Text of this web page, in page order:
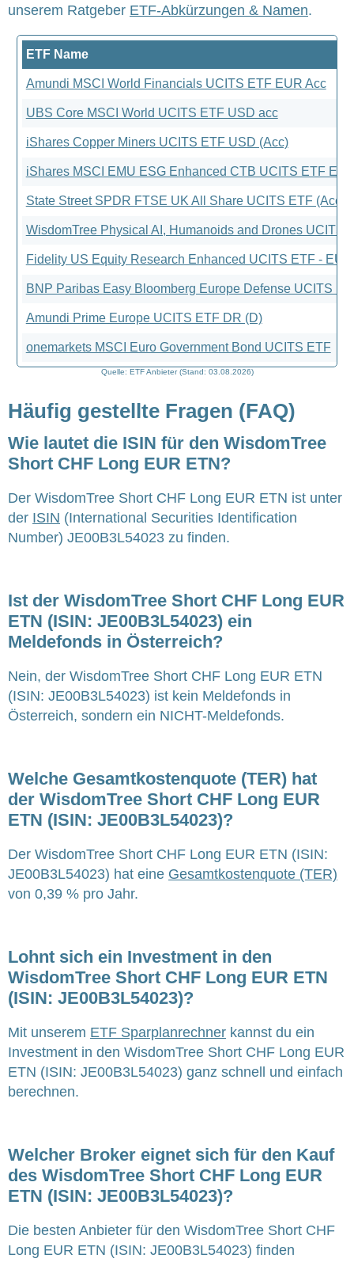
unserem Ratgeber ETF-Abkürzungen & Namen.
ETF Name
Amundi MSCI World Financials UCITS ETF EUR Acc
UBS Core MSCI World UCITS ETF USD acc
iShares Copper Miners UCITS ETF USD (Acc)
iShares MSCI EMU ESG Enhanced CTB UCITS ETF
State Street SPDR FTSE UK All Share UCITS ETF (Acc)
WisdomTree Physical AI, Humanoids and Drones UCITS
Fidelity US Equity Research Enhanced UCITS ETF -
BNP Paribas Easy Bloomberg Europe Defense UCITS
Amundi Prime Europe UCITS ETF DR (D)
onemarkets MSCI Euro Government Bond UCITS ETF
Quelle: ETF Anbieter (Stand: 03.08.2026)
Häufig gestellte Fragen (FAQ)
Wie lautet die ISIN für den WisdomTree
Short CHF Long EUR ETN?
Der WisdomTree Short CHF Long EUR ETN ist unter
der ISIN (International Securities Identification
Number) JE00B3L54023 zu finden.
Ist der WisdomTree Short CHF Long EUR
ETN (ISIN: JE00B3L54023) ein
Meldefonds in Österreich?
Nein, der WisdomTree Short CHF Long EUR ETN
(ISIN: JE00B3L54023) ist kein Meldefonds in
Österreich, sondern ein NICHT-Meldefonds.
Welche Gesamtkostenquote (TER) hat
der WisdomTree Short CHF Long EUR
ETN (ISIN: JE00B3L54023)?
Der WisdomTree Short CHF Long EUR ETN (ISIN:
JE00B3L54023) hat eine Gesamtkostenquote (TER)
von 0,39 % pro Jahr.
Lohnt sich ein Investment in den
WisdomTree Short CHF Long EUR ETN
(ISIN: JE00B3L54023)?
Mit unserem ETF Sparplanrechner kannst du ein
Investment in den WisdomTree Short CHF Long EUR
ETN (ISIN: JE00B3L54023) ganz schnell und einfach
berechnen.
Welcher Broker eignet sich für den Kauf
des WisdomTree Short CHF Long EUR
ETN (ISIN: JE00B3L54023)?
Die besten Anbieter für den WisdomTree Short CHF
Long EUR ETN (ISIN: JE00B3L54023) finden